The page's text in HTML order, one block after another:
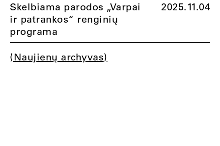
Skelbiama parodos „Varpai
ir patrankos“ renginių
programa
2025.11.04
(Naujienų archyvas)